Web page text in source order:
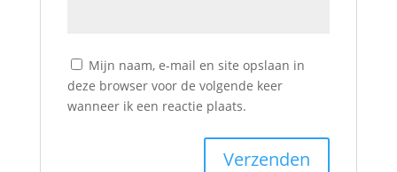
Mijn naam, e-mail en site opslaan in
deze browser voor de volgende keer
wanneer ik een reactie plaats.